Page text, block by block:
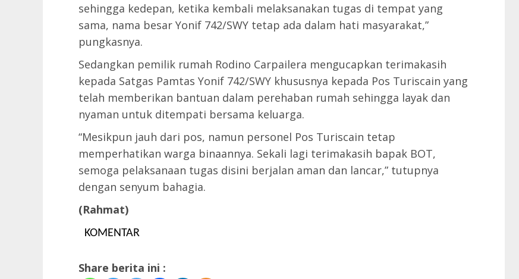
sehingga kedepan, ketika kembali melaksanakan tugas di tempat yang
sama, nama besar Yonif 742/SWY tetap ada dalam hati masyarakat,”
pungkasnya.
Sedangkan pemilik rumah Rodino Carpailera mengucapkan terimakasih
kepada Satgas Pamtas Yonif 742/SWY khususnya kepada Pos Turiscain yang
telah memberikan bantuan dalam perehaban rumah sehingga layak dan
nyaman untuk ditempati bersama keluarga.
“Mesikpun jauh dari pos, namun personel Pos Turiscain tetap
memperhatikan warga binaannya. Sekali lagi terimakasih bapak BOT,
semoga pelaksanaan tugas disini berjalan aman dan lancar,” tutupnya
dengan senyum bahagia.
(Rahmat)
KOMENTAR
Share berita ini :